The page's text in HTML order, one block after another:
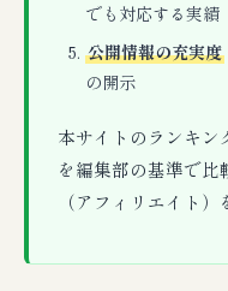
でも対応する実績
公開情報の充実度
の開示
本サイトのランキン
を編集部の基準で比
（アフィリエイト）